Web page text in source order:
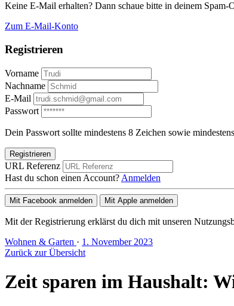
Keine E-Mail erhalten? Dann schaue bitte in deinem Spam-
Zum E-Mail-Konto
Registrieren
Vorname
Nachname
E-Mail
Passwort
Dein Passwort sollte mindestens 8 Zeichen sowie
Registrieren
URL Referenz
Hast du schon einen Account? Anmelden
Mit Facebook anmelden Mit Apple anmelden
Mit der Registrierung erklärst du dich mit unseren
Wohnen & Garten · 1. November 2023
Zurück zur Übersicht
Zeit sparen im Haushalt: